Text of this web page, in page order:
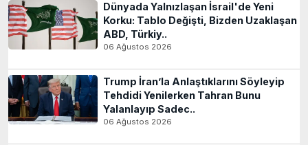
Dünyada Yalnızlaşan İsrail'de Yeni
Korku: Tablo Değişti, Bizden Uzaklaşan
ABD, Türkiy..
06 Ağustos 2026
Trump İran’la Anlaştıklarını Söyleyip
Tehdidi Yenilerken Tahran Bunu
Yalanlayıp Sadec..
06 Ağustos 2026